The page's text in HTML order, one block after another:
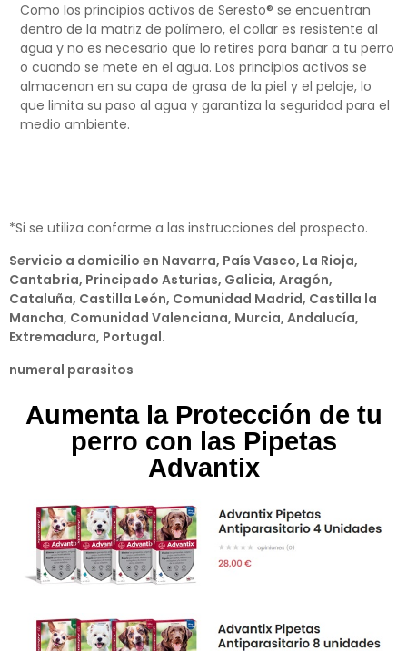
Como los principios activos de Seresto® se encuentran
dentro de la matriz de polímero, el collar es resistente al
agua y no es necesario que lo retires para bañar a tu perro
o cuando se mete en el agua. Los principios activos se
almacenan en su capa de grasa de la piel y el pelaje, lo
que limita su paso al agua y garantiza la seguridad para el
medio ambiente.
*Si se utiliza conforme a las instrucciones del prospecto.
Servicio a domicilio en Navarra, País Vasco, La Rioja,
Cantabria, Principado Asturias, Galicia, Aragón,
Cataluña, Castilla León, Comunidad Madrid, Castilla la
Mancha, Comunidad Valenciana, Murcia, Andalucía,
Extremadura, Portugal.
numeral parasitos
Aumenta la Protección de tu
perro con las Pipetas
Advantix